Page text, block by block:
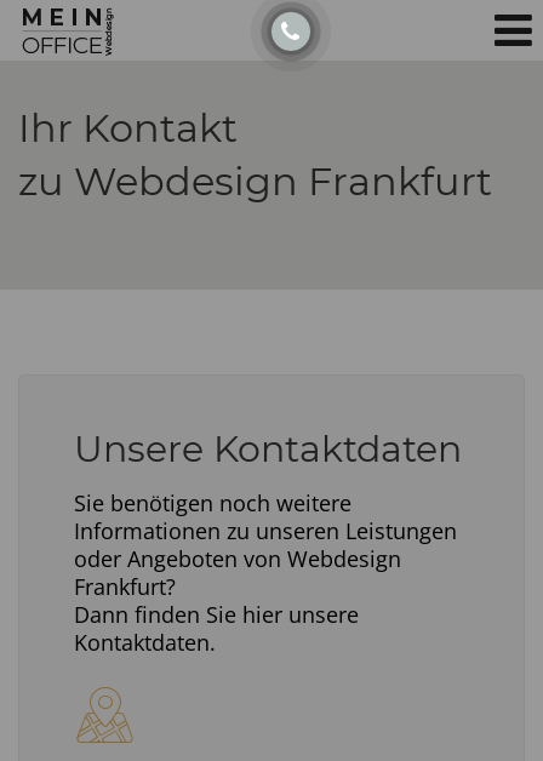
Detected no support for Speech Synthesis
Ihr Kontakt
zu Webdesign Frankfurt
Unsere Kontaktdaten
Sie benötigen noch weitere
Informationen zu unseren Leistungen
oder Angeboten von Webdesign
Frankfurt?
Dann finden Sie hier unsere
Kontaktdaten.